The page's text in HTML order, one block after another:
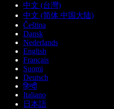
中文 (台灣)
中文 (简体 中国大陆)
Čeština
Dansk
Nederlands
English
Français
Suomi
Deutsch
हिन्दी
Italiano
日本語